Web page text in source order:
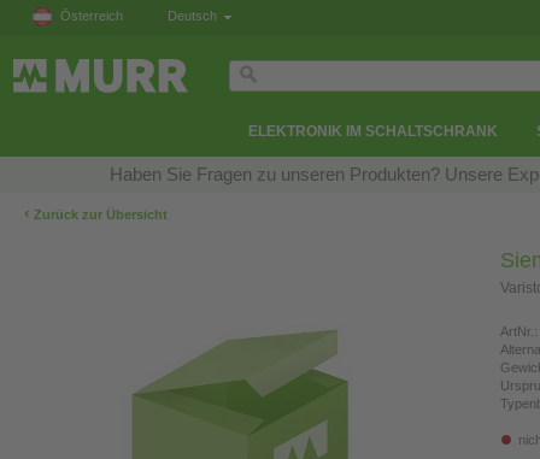
Österreich Deutsch
ELEKTRONIK IM SCHALTSCHRANK
Haben Sie Fragen zu unseren Produkten? Unsere
‹ Zurück zur Übersicht
ArtNr.: